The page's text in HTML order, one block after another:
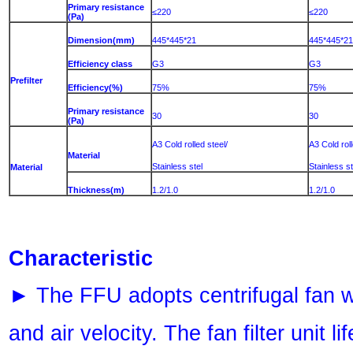
Primary resistance
(Pa)
≤220 ≤220
Prefilter
Dimension(mm) 445*445*21 445*445*21
Efficiency class G3 G3
Efficiency(%) 75% 75%
Primary resistance
(Pa)
30 30
Material
Material
A3 Cold rolled steel/
Stainless stel
A3 Cold
Stainless
Thickness(m) 1.2/1.0 1.2/1.0
► The FFU adopts centrifugal fan
and air velocity. The fan filter unit